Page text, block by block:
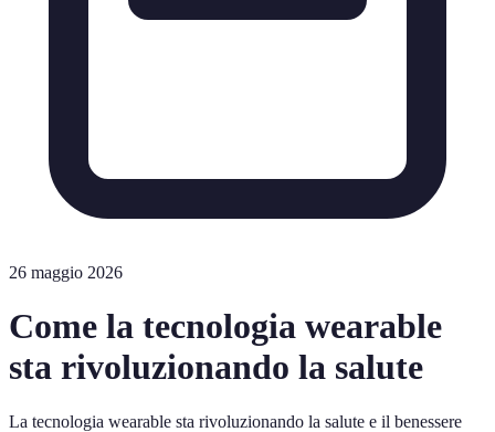
26 maggio 2026
Come la tecnologia wearable
sta rivoluzionando la salute
La tecnologia wearable sta rivoluzionando la salute e il benessere